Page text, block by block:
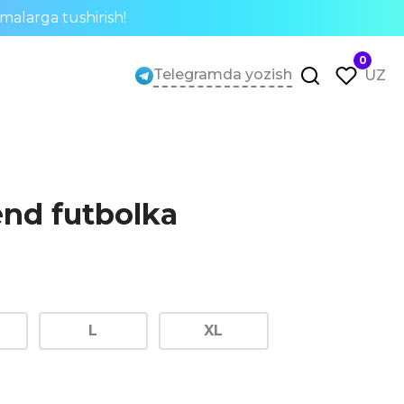
tushirish!
Telegramda yozish
0
UZ
futbolka
L XL